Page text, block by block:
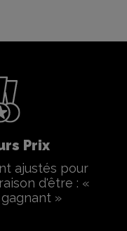
Prix
ajustés pour
d'être : «
»